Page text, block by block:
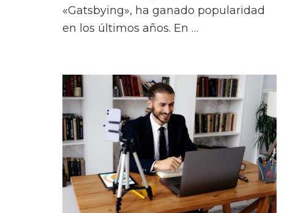
«Gatsbying», ha ganado popularidad
en los últimos años. En …